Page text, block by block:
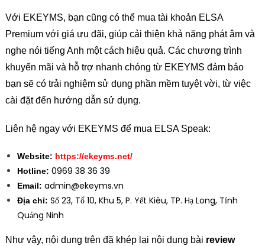
Với EKEYMS, bạn cũng có thể mua tài khoản ELSA
Premium với giá ưu đãi, giúp cải thiện khả năng phát âm và
nghe nói tiếng Anh một cách hiệu quả. Các chương trình
khuyến mãi và hỗ trợ nhanh chóng từ EKEYMS đảm bảo
bạn sẽ có trải nghiệm sử dụng phần mềm tuyệt vời, từ việc
cài đặt đến hướng dẫn sử dụng.
Liên hệ ngay với EKEYMS để mua ELSA Speak:
Website: https://ekeyms.net/
Hotline: 0969 38 36 39
Email: admin@ekeyms.vn
Địa chỉ: Số 23, Tổ 10, Khu 5, P. Yết Kiêu, TP. Hạ Long, Tỉnh
Quảng Ninh
Như vậy, nội dung trên đã khép lại nội dung bài review